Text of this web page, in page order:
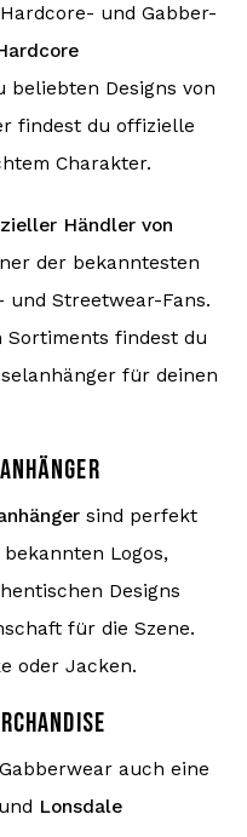
und Gabber-
beliebten Designs von
findest du offizielle
Charakter.
Händler von
der bekanntesten
und Streetwear-Fans.
Sortiments findest du
für deinen
sind perfekt
Logos,
Designs
für die Szene.
oder Jacken.
auch eine
und Lonsdale